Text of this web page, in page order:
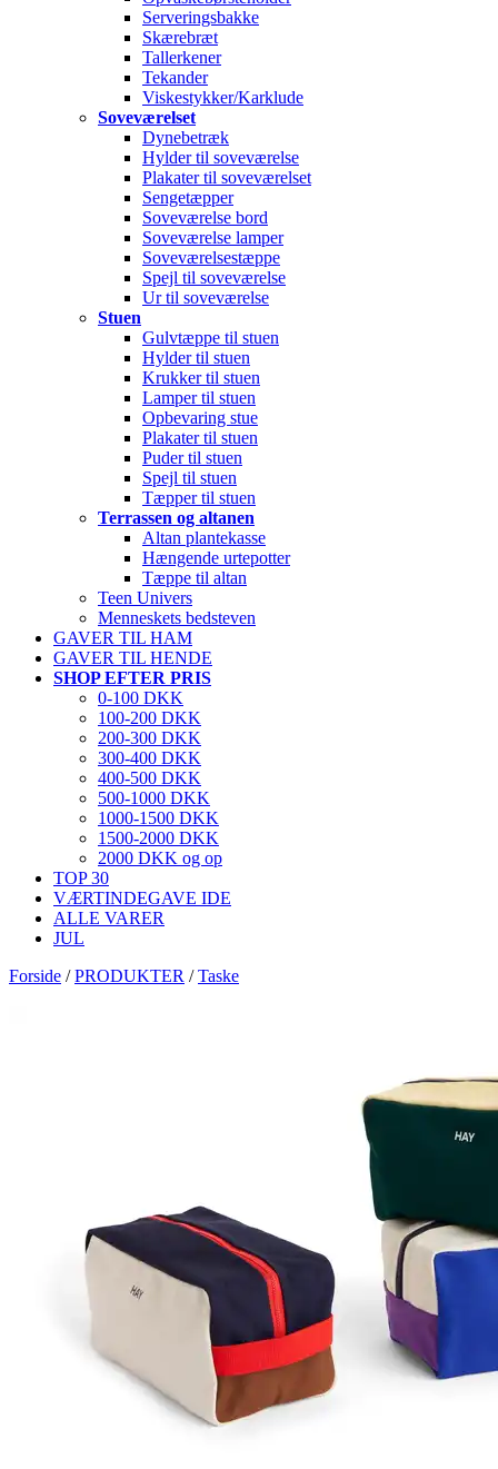
Serveringsbakke
Skærebræt
Tallerkener
Tekander
Viskestykker/Karklude
Soveværelset
Dynebetræk
Hylder til soveværelse
Plakater til soveværelset
Sengetæpper
Soveværelse bord
Soveværelse lamper
Soveværelsestæppe
Spejl til soveværelse
Ur til soveværelse
Stuen
Gulvtæppe til stuen
Hylder til stuen
Krukker til stuen
Lamper til stuen
Opbevaring stue
Plakater til stuen
Puder til stuen
Spejl til stuen
Tæpper til stuen
Terrassen og altanen
Altan plantekasse
Hængende urtepotter
Tæppe til altan
Teen Univers
Menneskets bedsteven
GAVER TIL HAM
GAVER TIL HENDE
SHOP EFTER PRIS
0-100 DKK
100-200 DKK
200-300 DKK
300-400 DKK
400-500 DKK
500-1000 DKK
1000-1500 DKK
1500-2000 DKK
2000 DKK og op
TOP 30
VÆRTINDEGAVE IDE
ALLE VARER
JUL
Forside /PRODUKTER /Taske